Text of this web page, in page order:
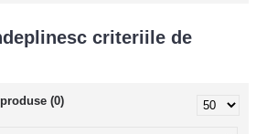
criteriile de
(0)